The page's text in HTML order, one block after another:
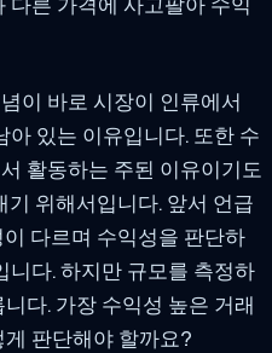
이 바로 시장이 인류에서
있는 이유입니다. 또한 수
활동하는 주된 이유이기도
위해서입니다. 앞서 언급
다르며 수익성을 판단하
니다. 하지만 규모를 측정하
다. 가장 수익성 높은 거래
판단해야 할까요?